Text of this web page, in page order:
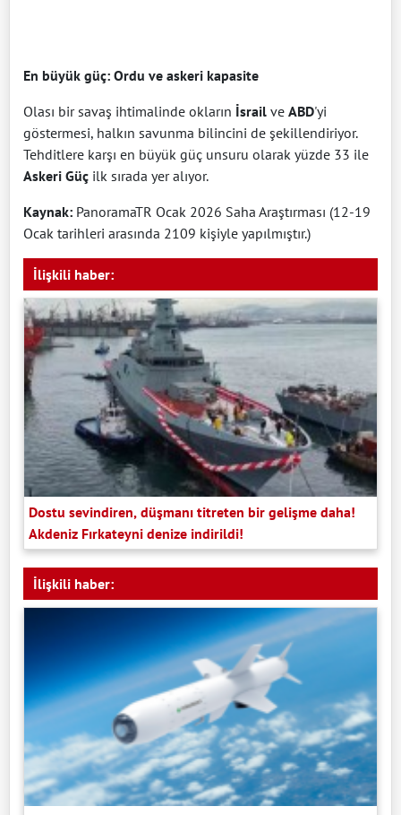
En büyük güç: Ordu ve askeri kapasite
Olası bir savaş ihtimalinde okların İsrail ve ABD'yi
göstermesi, halkın savunma bilincini de şekillendiriyor.
Tehditlere karşı en büyük güç unsuru olarak yüzde 33 ile
Askeri Güç ilk sırada yer alıyor.
Kaynak: PanoramaTR Ocak 2026 Saha Araştırması (12-19
Ocak tarihleri arasında 2109 kişiyle yapılmıştır.)
İlişkili haber:
Dostu sevindiren, düşmanı titreten bir gelişme daha!
Akdeniz Fırkateyni denize indirildi!
İlişkili haber: